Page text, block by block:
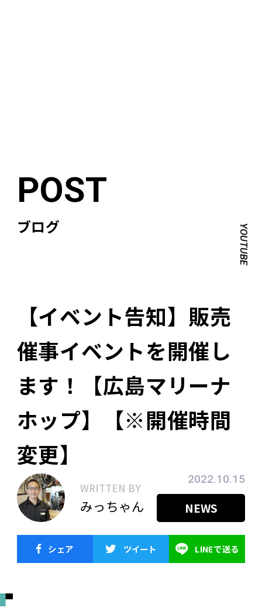
ブログ YOUTUBE
【イベント告知】販売
催事イベントを開催し
ます！【広島マリーナ
ホップ】【※開催時間
変更】
WRITTEN BY
みっちゃん
2022.10.15
NEWS
シェア ツイート LINEで送る